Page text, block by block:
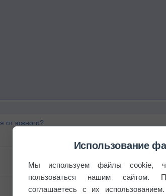
от южного?
Использование
Мы используем файлы cookie,
пользоваться нашим сайтом.
соглашаетесь с их